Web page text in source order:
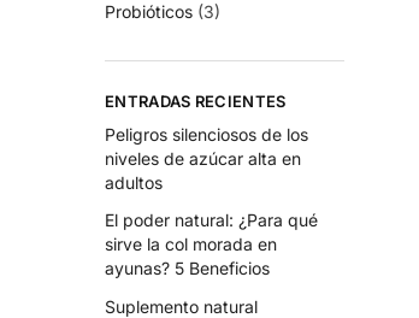
Probióticos (3)
ENTRADAS RECIENTES
Peligros silenciosos de los
niveles de azúcar alta en
adultos
El poder natural: ¿Para qué
sirve la col morada en
ayunas? 5 Beneficios
Suplemento natural